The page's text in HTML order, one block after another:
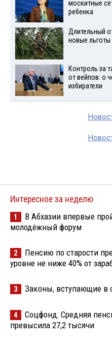
москитные
ребенка
Длительный
новые
Контроль за
от вейпов: о
избиратели
Интересное за неделю
1
В Абхазии впервые
молодёжный форум
2
Пенсию по старости
уровне не ниже 40% от
3 Законы, вступающие в
4
Соцфонд: Средняя
превысила 27,2 тысячи